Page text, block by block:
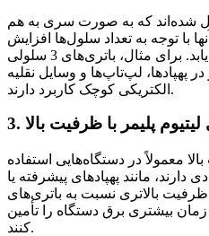
شده‌اند که به صورت سری به هم
با توجه به تعداد سلول‌ها افزایش
می‌یابد. برای مثال، باتری‌های 3 سلولی (3S) دارای ولتاژ اسمی 11.1
پهپادها، لپ‌تاپ‌ها و وسایل نقلیه
الکتریکی کوچک کاربرد دارند.
لیتیوم پلیمر با ظرفیت بالا
معمولاً در دستگاه‌هایی استفاده
دارند، مانند پهپادهای پیشرفته یا
بالاتری نسبت به باتری‌های
بیشتری برق دستگاه را تأمین
کنند.